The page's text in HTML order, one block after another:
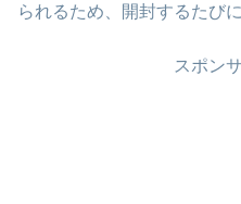
られるため、開封するたび
スポン